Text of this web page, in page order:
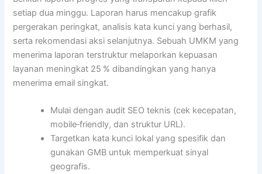
setiap dua minggu. Laporan harus mencakup grafik
pergerakan peringkat, analisis kata kunci yang berhasil,
serta rekomendasi aksi selanjutnya. Sebuah UMKM yang
menerima laporan terstruktur melaporkan kepuasan
layanan meningkat 25 % dibandingkan yang hanya
menerima email singkat.
Mulai dengan audit SEO teknis (cek kecepatan,
mobile‑friendly, dan struktur URL).
Targetkan kata kunci lokal yang spesifik dan
gunakan GMB untuk memperkuat sinyal
geografis.